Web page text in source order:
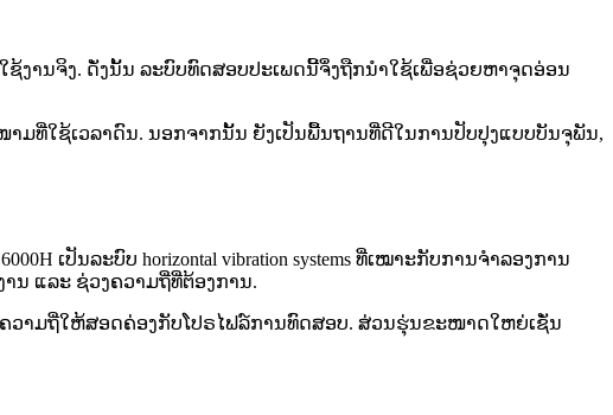
ງານຈິງ. ດັ່ງນັ້ນ ລະບົບທົດສອບປະເພດນີ້ຈຶ່ງຖືກນຳໃຊ້ເພື່ອຊ່ວຍຫາຈຸດອ່ອນ
ມທີ່ໃຊ້ເວລາດົນ. ນອກຈາກນັ້ນ ຍັງເປັນພື້ນຖານທີ່ດີໃນການປັບປຸງແບບບັນຈຸພັນ,
ເປັນລະບົບ horizontal vibration systems ທີ່ເໝາະກັບການຈຳລອງການ
ານ ແລະ ຊ່ວງຄວາມຖີ່ທີ່ຕ້ອງການ.
ວງຄວາມຖີ່ໃຫ້ສອດຄ່ອງກັບໂປຣໄຟລ໌ການທົດສອບ. ສ່ວນຮຸ່ນຂະໜາດໃຫຍ່ເຊັ່ນ